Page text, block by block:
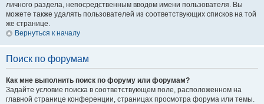
личного раздела, непосредственным вводом имени пользователя. Вы
можете также удалять пользователей из соответствующих списков на той
же странице.
Вернуться к началу
Поиск по форумам
Как мне выполнить поиск по форуму или форумам?
Задайте условие поиска в соответствующем поле, расположенном на
главной странице конференции, страницах просмотра форума или темы.